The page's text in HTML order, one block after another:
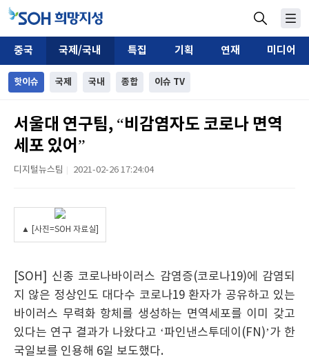
중국 국제/국내 특집 기획 연재 미디어
핫이슈 국제 국내 종합 이슈 TV
서울대 연구팀, “비감염자도 코로나 면역
세포 있어”
디지털뉴스팀 2021-02-26 17:24:04
▲ [사진=SOH 자료실]
[SOH] 신종 코로나바이러스 감염증(코로나19)에 감염되
지 않은 정상인도 대다수 코로나19 환자가 공유하고 있는
바이러스 무력화 항체를 생성하는 면역세포를 이미 갖고
있다는 연구 결과가 나왔다고 ‘파인낸스투데이(FN)’가 한
국일보를 인용해 6일 보도했다.